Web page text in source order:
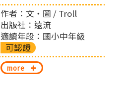
作者：文‧圖 / Troll
出版社：遠流
適讀年段：國小中年級
可認證
more